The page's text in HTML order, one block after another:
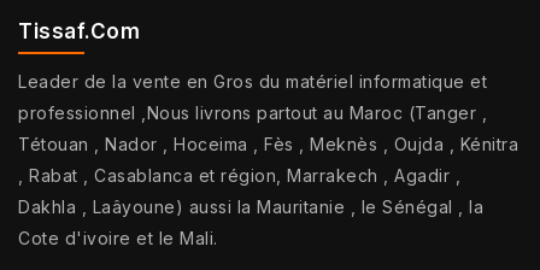
Tissaf.com
Leader de la vente en Gros du matériel informatique et
professionnel ,Nous livrons partout au Maroc (Tanger ,
Tétouan , Nador , Hoceima , Fès , Meknès , Oujda , Kénitra
, Rabat , Casablanca et région, Marrakech , Agadir ,
Dakhla , Laâyoune) aussi la Mauritanie , le Sénégal , la
Cote d'ivoire et le Mali.